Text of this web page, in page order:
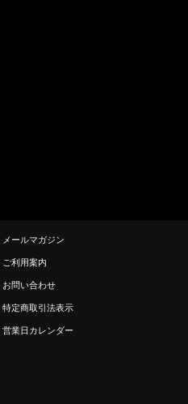
メールマガジン
ご利用案内
お問い合わせ
特定商取引法表示
営業日カレンダー